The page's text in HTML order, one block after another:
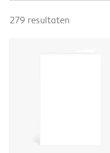
279 resultaten